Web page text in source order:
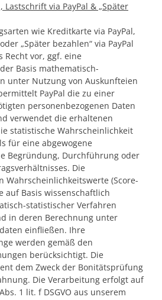
Lastschrift via PayPal & „Später
wie Kreditkarte via PayPal,
„Später bezahlen“ via PayPal
Recht vor, ggf. eine
Basis mathematisch-
unter Nutzung von Auskunfteien
PayPal die zu einer
personenbezogenen Daten
verwendet die erhaltenen
statistische Wahrscheinlichkeit
für eine abgewogene
Begründung, Durchführung oder
Die
Wahrscheinlichkeitswerte (Score-
auf Basis wissenschaftlich
statistischer Verfahren
in deren Berechnung unter
einfließen. Ihre
werden gemäß den
berücksichtigt. Die
dem Zweck der Bonitätsprüfung
Die Verarbeitung erfolgt auf
1 lit. f DSGVO aus unserem